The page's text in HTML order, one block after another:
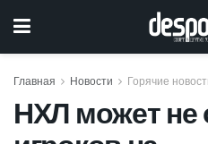
Главная Новости Горячие
НХЛ может не